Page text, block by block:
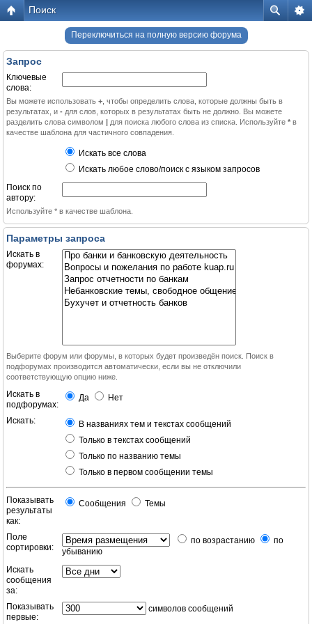
Поиск
Переключиться на полную версию форума
Запрос
Ключевые
слова:
Вы можете использовать + , чтобы определить слова, которые должны быть в
результатах, и - для слов, которых в результатах быть не должно. Вы можете
разделить слова символом | для поиска любого слова из списка. Используйте * в
качестве шаблона для частичного совпадения.
Искать все слова
Искать любое слово/поиск с языком запросов
Поиск по
автору:
Используйте * в качестве шаблона.
Параметры запроса
Искать в
форумах:
Выберите форум или форумы, в которых будет произведён поиск. Поиск в
подфорумах производится автоматически, если вы не отключили
соответствующую опцию ниже.
Искать в
подфорумах:
Да Нет
Искать:
В названиях тем и текстах сообщений
Только в текстах сообщений
Только по названию темы
Только в первом сообщении темы
Показывать
результаты
как:
Сообщения Темы
Поле
сортировки:
по возрастанию
по
убыванию
Искать
сообщения
за:
Показывать
первые:
символов сообщений